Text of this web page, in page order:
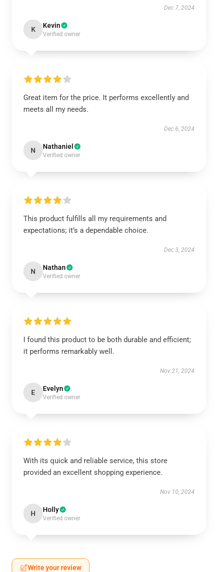
Dec 7, 2024
K Kevin
Verified owner
Great item for the price. It performs excellently and
meets all my needs.
Dec 6, 2024
N Nathaniel
Verified owner
This product fulfills all my requirements and
expectations; it’s a dependable choice.
Dec 3, 2024
N Nathan
Verified owner
I found this product to be both durable and efficient;
it performs remarkably well.
Nov 21, 2024
E Evelyn
Verified owner
With its quick and reliable service, this store
provided an excellent shopping experience.
Nov 10, 2024
H Holly
Verified owner
Write your review